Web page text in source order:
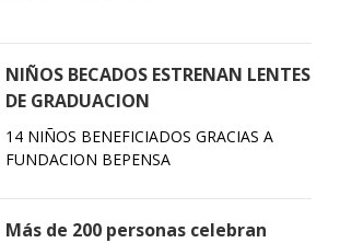
NIÑOS BECADOS ESTRENAN LENTES
DE GRADUACION
14 NIÑOS BENEFICIADOS GRACIAS A
FUNDACION BEPENSA
Más de 200 personas celebran